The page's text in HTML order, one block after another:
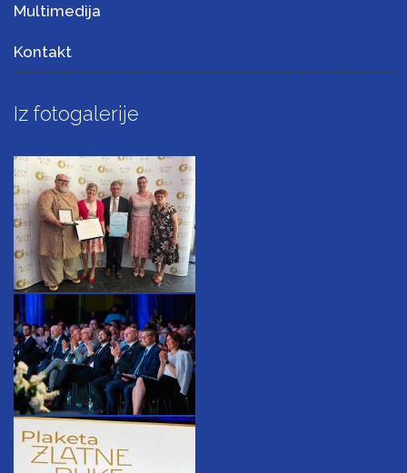
Multimedija
Kontakt
Iz fotogalerije